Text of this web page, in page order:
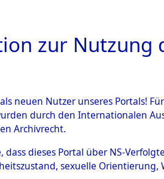
HOME
4Akten
zur Nutzung
neuen Nutzer unseres Portals!
durch den Internationalen
Archivrecht.
dass dieses Portal über NS-
sexuelle